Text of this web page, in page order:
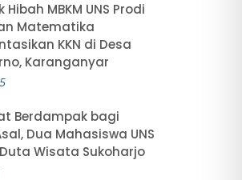
Hibah MBKM UNS Prodi
Matematika
KKN di Desa
Karanganyar
Berdampak bagi
Dua Mahasiswa UNS
Wisata Sukoharjo